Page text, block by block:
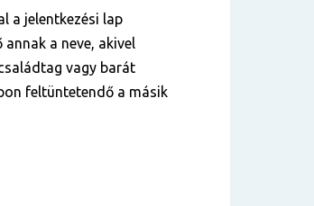
a jelentkezési lap
a neve, akivel
vagy barát
feltüntetendő a másik